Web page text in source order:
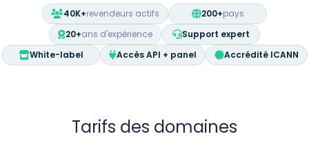
40K+revendeurs actifs 200+pays
20+ans d'expérience
Support expert
White-label
Accès API + panel Accrédité ICANN
Tarifs des domaines